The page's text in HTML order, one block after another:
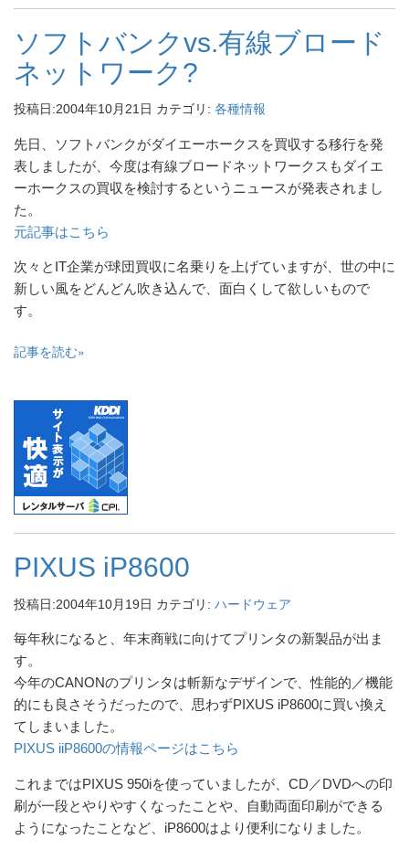
ソフトバンクvs.有線ブロード
ネットワーク?
投稿日:2004年10月21日 カテゴリ: 各種情報
先日、ソフトバンクがダイエーホークスを買収する移行を発
表しましたが、今度は有線ブロードネットワークスもダイエ
ーホークスの買収を検討するというニュースが発表されまし
た。
元記事はこちら
次々とIT企業が球団買収に名乗りを上げていますが、世の中に
新しい風をどんどん吹き込んで、面白くして欲しいもので
す。
記事を読む
PIXUS iP8600
投稿日:2004年10月19日 カテゴリ: ハードウェア
毎年秋になると、年末商戦に向けてプリンタの新製品が出ま
す。
今年のCANONのプリンタは斬新なデザインで、性能的／機能
的にも良さそうだったので、思わずPIXUS iP8600に買い換え
てしまいました。
PIXUS iiP8600の情報ページはこちら
これまではPIXUS 950iを使っていましたが、CD／DVDへの印
刷が一段とやりやすくなったことや、自動両面印刷ができる
ようになったことなど、iP8600はより便利になりました。